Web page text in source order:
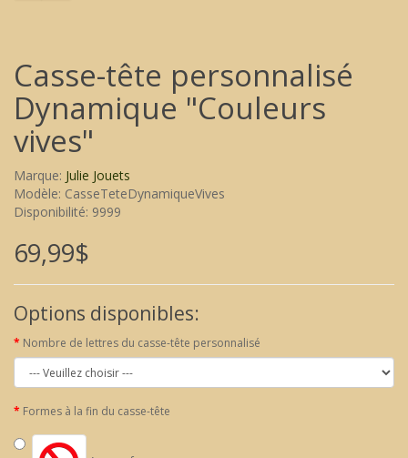
Casse-tête personnalisé
Dynamique "Couleurs
vives"
Marque: Julie Jouets
Modèle: CasseTeteDynamiqueVives
Disponibilité: 9999
69,99$
Options disponibles:
Nombre de lettres du casse-tête personnalisé
Formes à la fin du casse-tête